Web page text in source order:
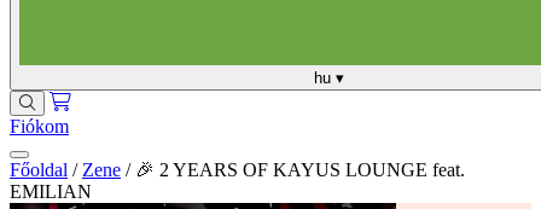
hu ▾
Fiókom
Főoldal / Zene / 🎉 2 YEARS OF KAYUS LOUNGE feat.
EMILIAN